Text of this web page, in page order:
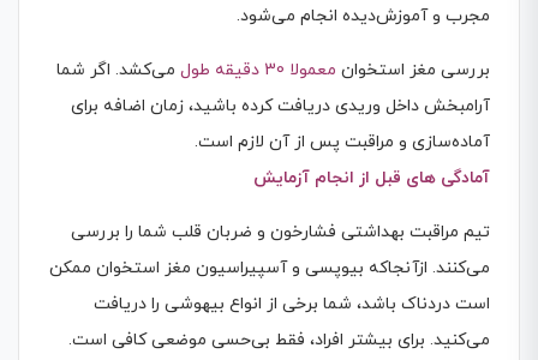
مجرب و آموزش‌دیده انجام می‌شود.
بررسی مغز استخوان معمولا 30 دقیقه طول
می‌کشد. اگر شما
آرامبخش داخل وریدی دریافت کرده باشید، زمان اضافه برای
آماده‌سازی و مراقبت پس از آن لازم است.
آمادگی های قبل از انجام آزمایش
تیم مراقبت بهداشتی فشارخون و ضربان قلب شما را بررسی
می‌کنند. ازآنجاکه بیوپسی و آسپیراسیون مغز استخوان ممکن
است دردناک باشد، شما برخی از انواع بیهوشی را دریافت
می‌کنید. برای بیشتر افراد، فقط بی‌حسی موضعی کافی است.